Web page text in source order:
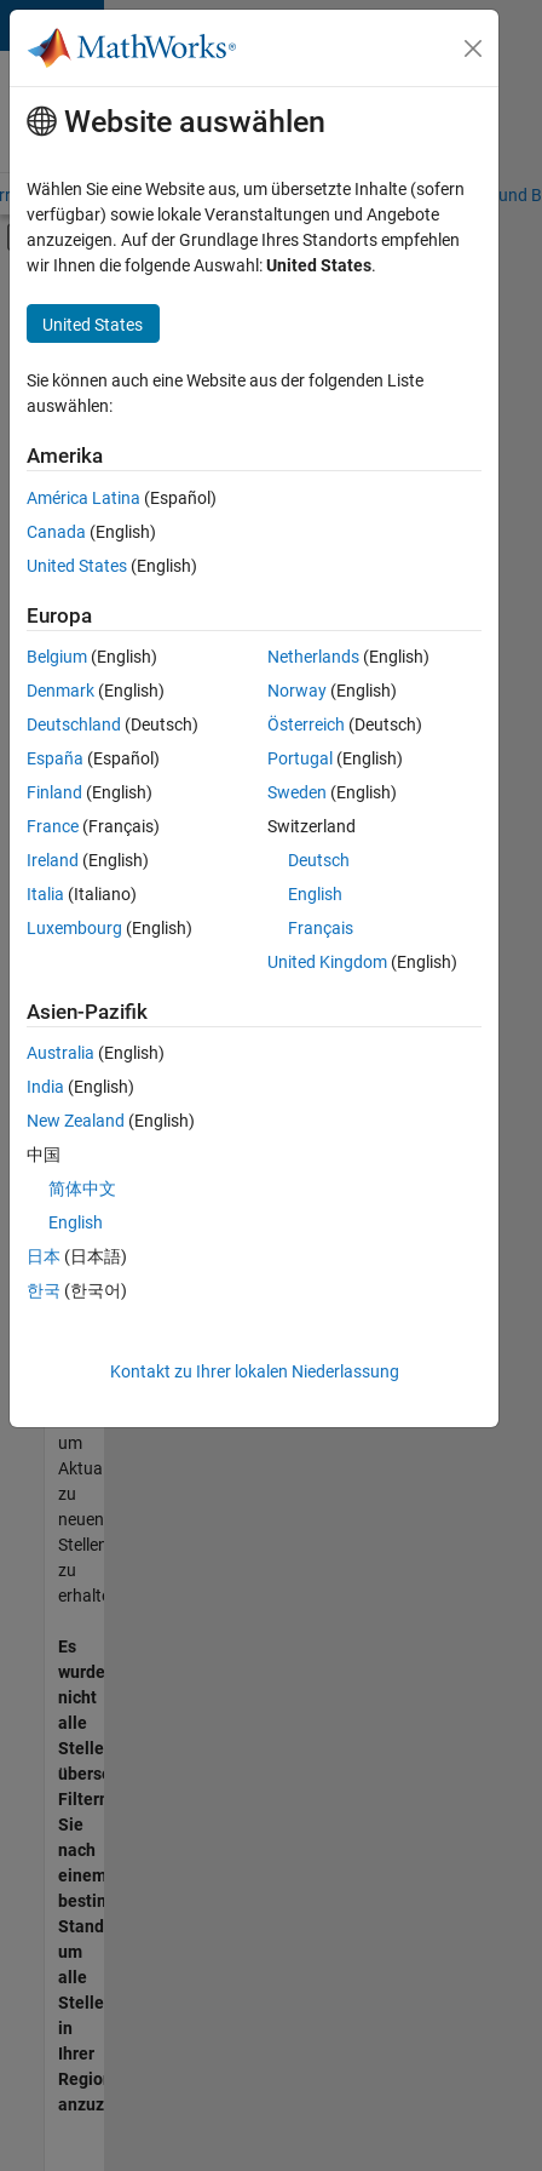
Weiter zum Inhalt
Karriere
bei
MathWorks
– Übersicht Stellensuche Niederlassungen Studierende und
Umschaltung für Off-Canvas-
Hauptinhalt
Education Sales
Inside Sales
Marketing Communications
Marketing Services
Business Model Team
Finance and Operations
Human Resources
Legal
+8
Derzeit
es
keine
offenen
Stellen,
Ihren
Suchkriterien
entsprechen.
können
die
Suchkriterien
weiter
fassen
oder
alle
Stellenangebote
anzeigen .
noch
keine
offenen
Stellen
können,
die
Ihren
entsprechen,
werden
unseres
um
Aktualisierungen
zu
neuen
Stellenangeboten
zu
erhalten.
Es
wurden
nicht
alle
Stellen
übersetzt.
Filtern
Sie
nach
einem
bestimmten
Standort,
um
alle
Stellenangebote
in
Ihrer
Region
anzuzeigen.
Website auswählen
Wählen Sie eine Website aus, um übersetzte Inhalte (sofern
verfügbar) sowie lokale Veranstaltungen und Angebote
anzuzeigen. Auf der Grundlage Ihres Standorts empfehlen
wir Ihnen die folgende Auswahl:United States.
United States
Sie können auch eine Website aus der folgenden Liste
auswählen:
Amerika
América Latina (Español)
Canada (English)
United States (English)
Europa
Belgium (English)
Denmark (English)
Deutschland (Deutsch)
España (Español)
Finland (English)
France (Français)
Ireland (English)
Italia (Italiano)
Luxembourg (English)
Netherlands(English)
Norway(English)
Österreich (Deutsch)
Portugal (English)
Sweden (English)
Switzerland
Deutsch
English
Français
United Kingdom(English)
Asien-Pazifik
Australia (English)
India (English)
New Zealand (English)
中国
简体中文
English
日本 (日本語)
한국 (한국어)
Kontakt zu Ihrer lokalen Niederlassung